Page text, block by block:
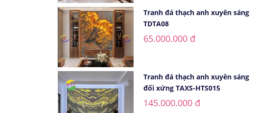
Tranh đá thạch anh xuyên sáng
TDTA08
65.000.000 đ
Tranh đá thạch anh xuyên sáng
đối xứng TAXS-HTS015
145.000.000 đ